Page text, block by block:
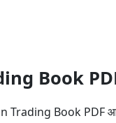
Book PDF
Book PDF